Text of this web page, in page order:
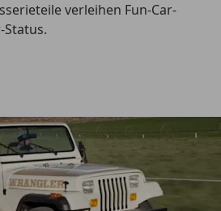
verleihen Fun-Car-